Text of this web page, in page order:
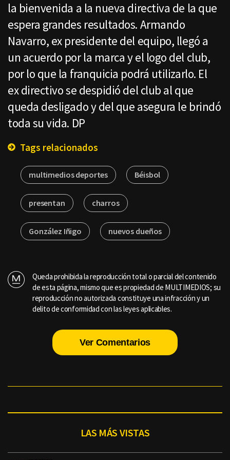
la bienvenida a la nueva directiva de la que
espera grandes resultados. Armando
Navarro, ex presidente del equipo, llegó a
un acuerdo por la marca y el logo del club,
por lo que la franquicia podrá utilizarlo. El
ex directivo se despidió del club al que
queda desligado y del que asegura le brindó
toda su vida. DP
Tags relacionados
multimedios deportes Béisbol
presentan charros
González Iñigo nuevos dueños
Queda prohibida la reproducción total o parcial del contenido
de esta página, mismo que es propiedad de MULTIMEDIOS; su
reproducción no autorizada constituye una infracción y un
delito de conformidad con las leyes aplicables.
Ver Comentarios
LAS MÁS VISTAS